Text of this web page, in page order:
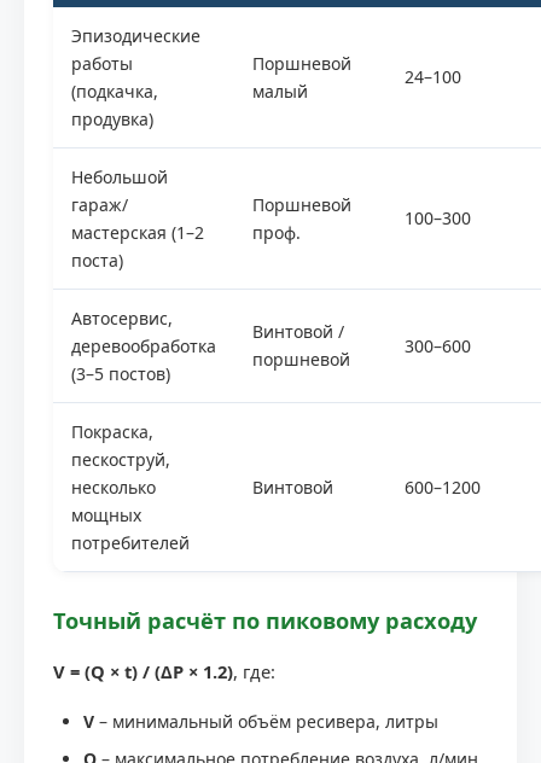
Эпизодические
работы
(подкачка,
продувка)
Поршневой
малый
24–100
Небольшой
гараж/
мастерская (1–2
поста)
Поршневой
проф.
100–300
Автосервис,
деревообработка
(3–5 постов)
Винтовой /
поршневой
300–600
Покраска,
пескоструй,
несколько
мощных
потребителей
Винтовой 600–1200
Точный расчёт по пиковому расходу
V = (Q × t) / (ΔP × 1.2), где:
V – минимальный объём ресивера, литры